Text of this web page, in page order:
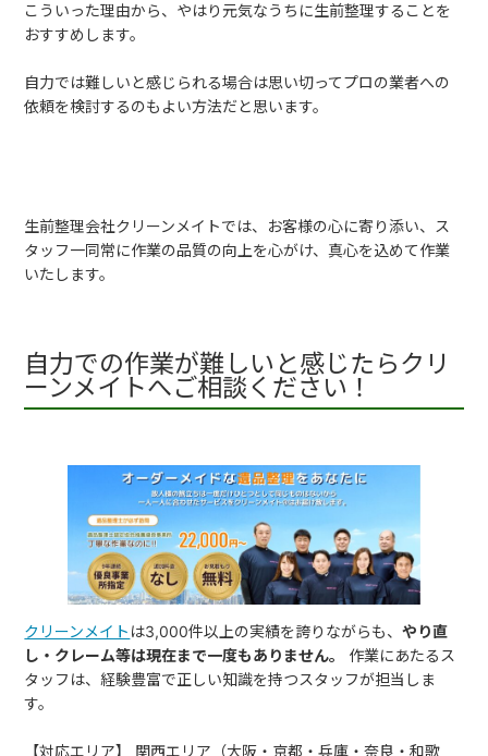
こういった理由から、やはり元気なうちに生前整理することを
おすすめします。
自力では難しいと感じられる場合は思い切ってプロの業者への
依頼を検討するのもよい方法だと思います。
生前整理会社クリーンメイトでは、お客様の心に寄り添い、ス
タッフ一同常に作業の品質の向上を心がけ、真心を込めて作業
いたします。
自力での作業が難しいと感じたらクリ
ーンメイトへご相談ください！
クリーンメイト は3,000件以上の実績を誇りながらも、やり直
し・クレーム等は現在まで一度もありません。
作業にあたるス
タッフは、経験豊富で正しい知識を持つスタッフが担当しま
す。
【対応エリア】 関西エリア（大阪・京都・兵庫・奈良・和歌